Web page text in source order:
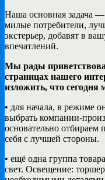
Наша основная задача
милые потребители,
экстерьер, добавят в
впечатлений.
Мы рады
страницах нашего
изложить, что сегодня
• для начала, в режиме
выбрать компании-
основательно отбираем
себя с лучшей стороны.
• ещё одна группа
свет. Освещение: